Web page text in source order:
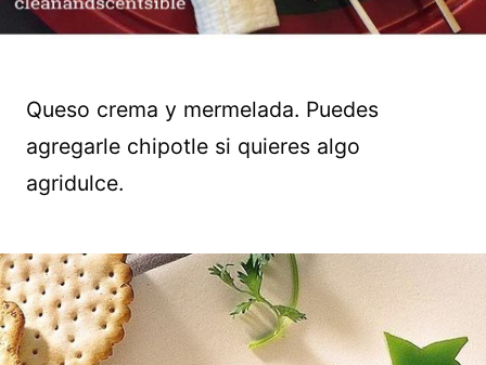
Queso crema y mermelada. Puedes
agregarle chipotle si quieres algo
agridulce.